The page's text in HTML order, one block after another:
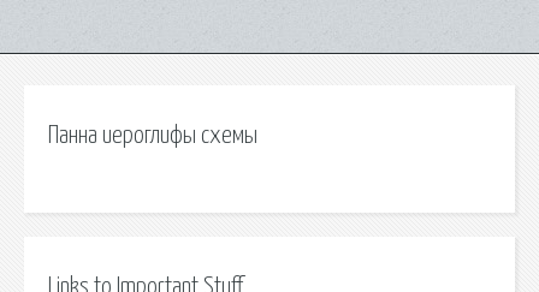
Панна иероглифы схемы
Links to Important Stuff